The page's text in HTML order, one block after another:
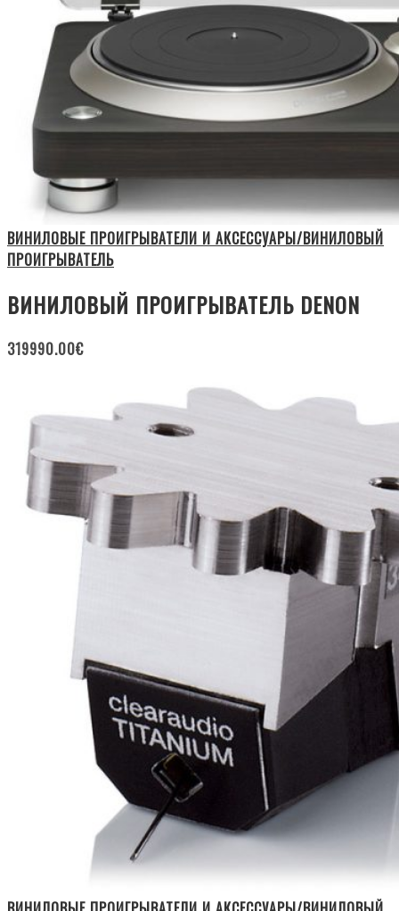
ВИНИЛОВЫЕ ПРОИГРЫВАТЕЛИ И АКСЕССУАРЫ/ВИНИЛОВЫЙ
ПРОИГРЫВАТЕЛЬ
ВИНИЛОВЫЙ ПРОИГРЫВАТЕЛЬ DENON
319990.00€